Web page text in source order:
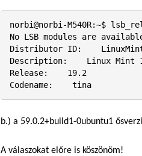
norbi@norbi-M540R:~$
No LSB modules are
Distributor ID:
Description:    Linux Mint
Release:    19.2
Codename:    tina
b.) a 59.0.2+build1-0ubuntu1
A válaszokat előre is köszönöm!